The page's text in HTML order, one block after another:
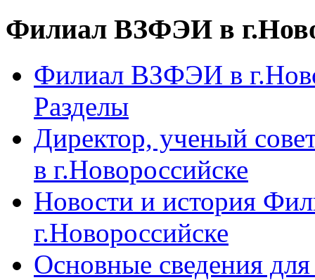
Филиал ВЗФЭИ в
Филиал ВЗФЭИ в
Разделы
Директор, ученый
в г.Новороссийске
Новости и история
г.Новороссийске
Основные сведения